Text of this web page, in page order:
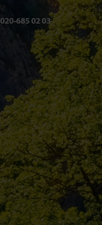
020-685 02 03